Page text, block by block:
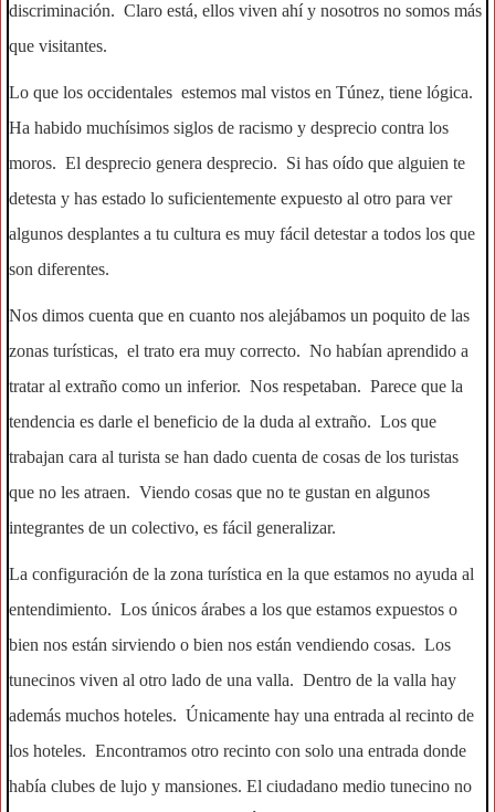
discriminación. Claro está, ellos viven ahí y nosotros no somos más
que visitantes.
Lo que los occidentales estemos mal vistos en Túnez, tiene lógica.
Ha habido muchísimos siglos de racismo y desprecio contra los
moros. El desprecio genera desprecio. Si has oído que alguien te
detesta y has estado lo suficientemente expuesto al otro para ver
algunos desplantes a tu cultura es muy fácil detestar a todos los que
son diferentes.
Nos dimos cuenta que en cuanto nos alejábamos un poquito de las
zonas turísticas, el trato era muy correcto. No habían aprendido a
tratar al extraño como un inferior. Nos respetaban. Parece que la
tendencia es darle el beneficio de la duda al extraño. Los que
trabajan cara al turista se han dado cuenta de cosas de los turistas
que no les atraen. Viendo cosas que no te gustan en algunos
integrantes de un colectivo, es fácil generalizar.
La configuración de la zona turística en la que estamos no ayuda al
entendimiento. Los únicos árabes a los que estamos expuestos o
bien nos están sirviendo o bien nos están vendiendo cosas. Los
tunecinos viven al otro lado de una valla. Dentro de la valla hay
además muchos hoteles. Únicamente hay una entrada al recinto de
los hoteles. Encontramos otro recinto con solo una entrada donde
había clubes de lujo y mansiones. El ciudadano medio tunecino no